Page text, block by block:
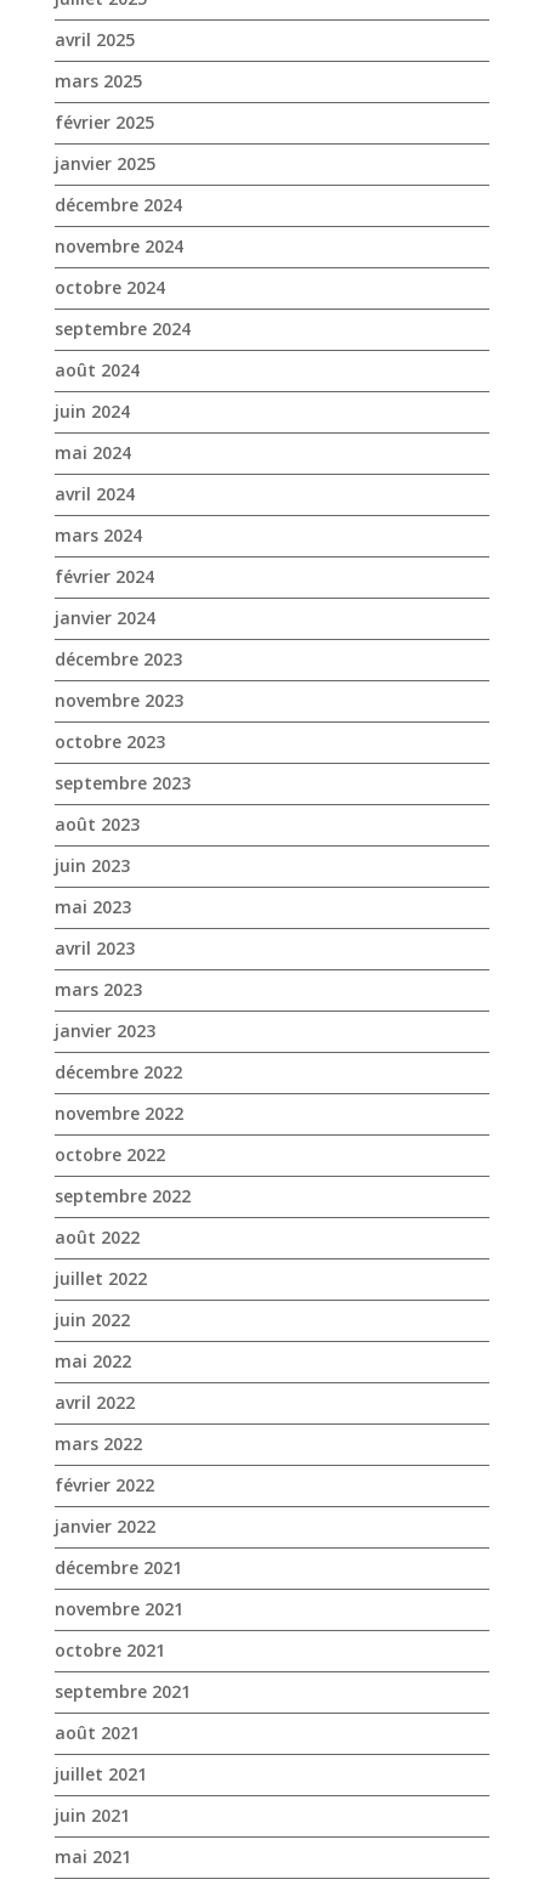
décembre 2024
novembre 2024
octobre 2024
septembre 2024
août 2024
juin 2024
mai 2024
avril 2024
mars 2024
février 2024
janvier 2024
décembre 2023
novembre 2023
octobre 2023
septembre 2023
août 2023
juin 2023
mai 2023
avril 2023
mars 2023
janvier 2023
décembre 2022
novembre 2022
octobre 2022
septembre 2022
août 2022
juillet 2022
juin 2022
mai 2022
avril 2022
mars 2022
février 2022
janvier 2022
décembre 2021
novembre 2021
octobre 2021
septembre 2021
août 2021
juillet 2021
juin 2021
mai 2021
avril 2021
mars 2021
février 2021
janvier 2021
novembre 2020